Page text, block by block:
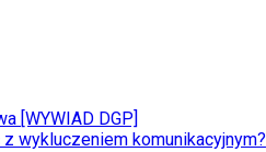
[WYWIAD DGP]
wykluczeniem komunikacyjnym?